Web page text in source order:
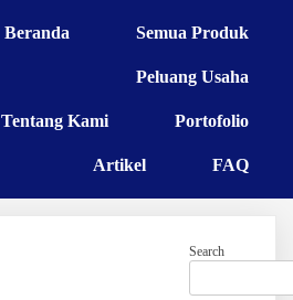
Beranda Semua Produk
Peluang Usaha
Tentang Kami Portofolio
Artikel FAQ
Search